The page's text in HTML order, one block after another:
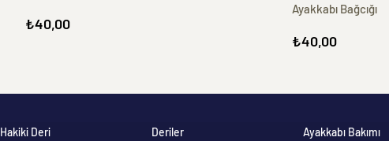
₺40,00
Ayakkabı Bağcığı
₺40,00
Hakiki Deri Deriler Ayakkabı Bakımı